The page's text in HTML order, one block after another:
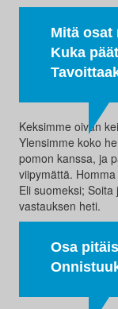
Mitä osat
Kuka
Keksimme oivan
Ylensimme koko
pomon kanssa, ja
viipymättä.
Eli suomeksi;
vastauksen heti.
Osa